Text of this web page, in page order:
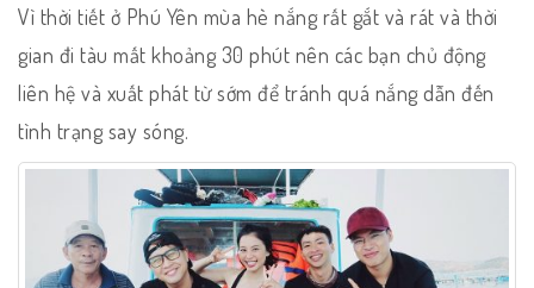
Vì thời tiết ở Phú Yên mùa hè nắng rất gắt và rát và thời
gian đi tàu mất khoảng 30 phút nên các bạn chủ động
liên hệ và xuất phát từ sớm để tránh quá nắng dẫn đến
tình trạng say sóng.